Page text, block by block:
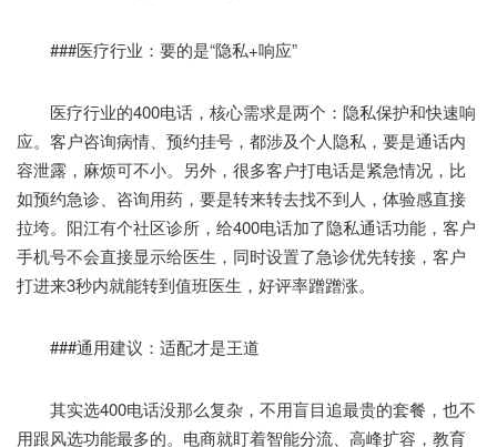
###医疗行业：要的是“隐私+响应”
医疗行业的400电话，核心需求是两个：隐私保护和快速响
应。客户咨询病情、预约挂号，都涉及个人隐私，要是通话内
容泄露，麻烦可不小。另外，很多客户打电话是紧急情况，比
如预约急诊、咨询用药，要是转来转去找不到人，体验感直接
拉垮。阳江有个社区诊所，给400电话加了隐私通话功能，客户
手机号不会直接显示给医生，同时设置了急诊优先转接，客户
打进来3秒内就能转到值班医生，好评率蹭蹭涨。
###通用建议：适配才是王道
其实选400电话没那么复杂，不用盲目追最贵的套餐，也不
用跟风选功能最多的。电商就盯着智能分流、高峰扩容，教育